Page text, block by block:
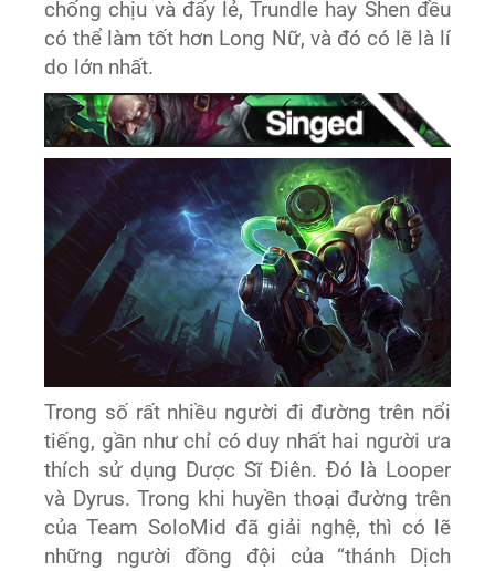
chống chịu và đẩy lẻ, Trundle hay Shen đều
có thể làm tốt hơn Long Nữ, và đó có lẽ là lí
do lớn nhất.
Trong số rất nhiều người đi đường trên nổi
tiếng, gần như chỉ có duy nhất hai người ưa
thích sử dụng Dược Sĩ Điên. Đó là Looper
và Dyrus. Trong khi huyền thoại đường trên
của Team SoloMid đã giải nghệ, thì có lẽ
những người đồng đội của “thánh Dịch